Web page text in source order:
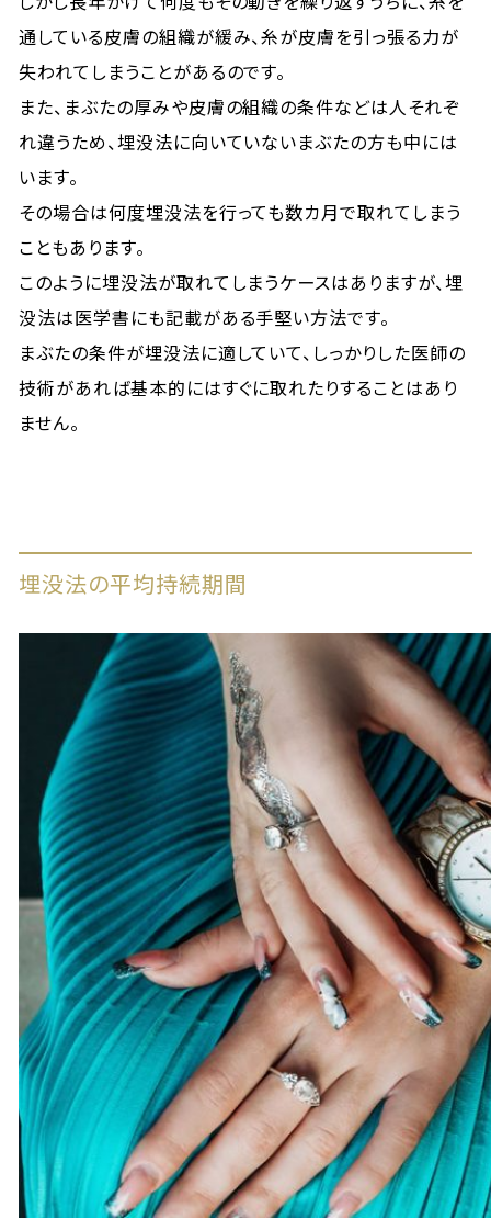
通している皮膚の組織が緩み、糸が皮膚を引っ張る力が
失われてしまうことがあるのです。
また、まぶたの厚みや皮膚の組織の条件などは人それぞ
れ違うため、埋没法に向いていないまぶたの方も中には
います。
その場合は何度埋没法を行っても数カ月で取れてしまう
こともあります。
このように埋没法が取れてしまうケースはありますが、埋
没法は医学書にも記載がある手堅い方法です。
まぶたの条件が埋没法に適していて、しっかりした医師の
技術があれば基本的にはすぐに取れたりすることはあり
ません。
埋没法の平均持続期間